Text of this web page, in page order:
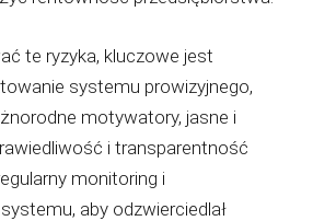
te ryzyka, kluczowe jest
systemu prowizyjnego,
motywatory, jasne i
i transparentność
monitoring i
aby odzwierciedlał